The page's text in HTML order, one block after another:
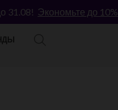
31.08! Экономьте до 10%